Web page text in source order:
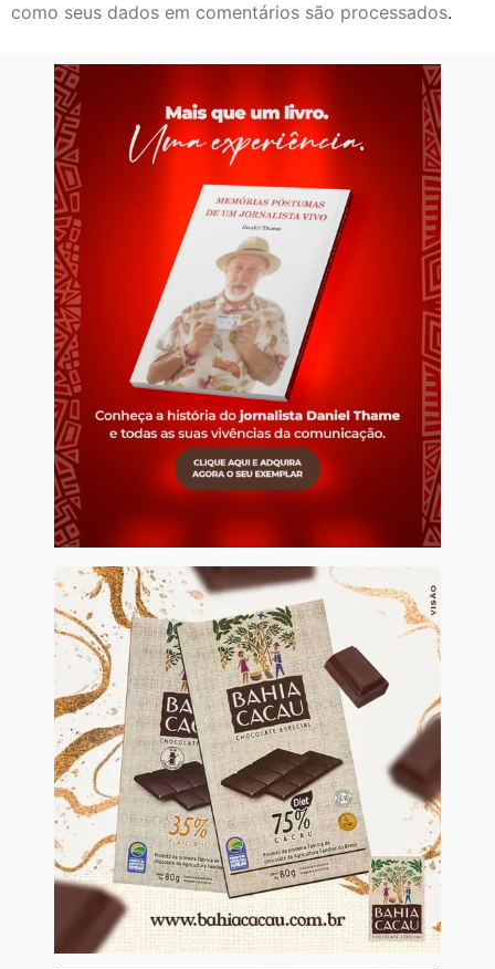
como seus dados em comentários são processados.